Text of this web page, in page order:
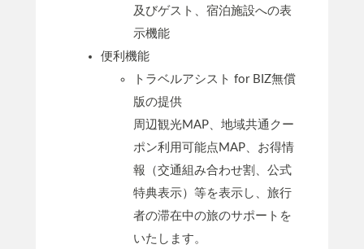
及びゲスト、宿泊施設への表
示機能
便利機能
トラベルアシスト for BIZ無償
版の提供
周辺観光MAP、地域共通クー
ポン利用可能点MAP、お得情
報（交通組み合わせ割、公式
特典表示）等を表示し、旅行
者の滞在中の旅のサポートを
いたします。